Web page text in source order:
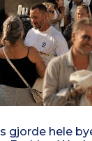
gjorde hele